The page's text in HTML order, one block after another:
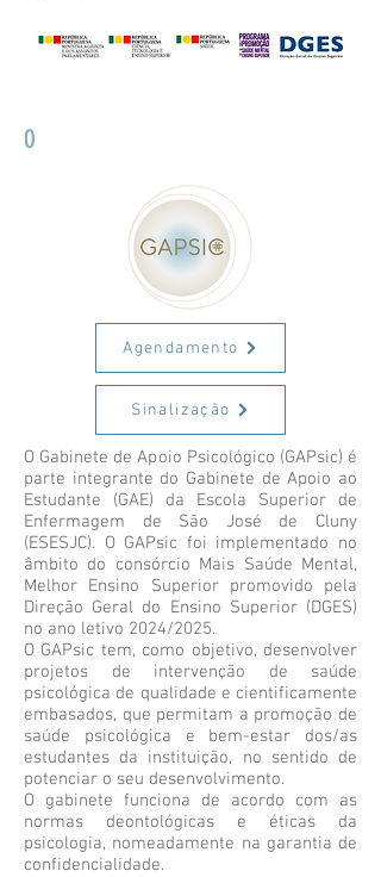
O
Agendamento
Sinalização
O Gabinete de Apoio Psicológico (GAPsic) é
parte integrante do Gabinete de Apoio ao
Estudante (GAE) da Escola Superior de
Enfermagem de São José de Cluny
(ESESJC). O GAPsic foi implementado no
âmbito do consórcio Mais Saúde Mental,
Melhor Ensino Superior promovido pela
Direção Geral do Ensino Superior (DGES)
no ano letivo 2024/2025.
O GAPsic tem, como objetivo, desenvolver
projetos de intervenção de saúde
psicológica de qualidade e cientificamente
embasados, que permitam a promoção de
saúde psicológica e bem-estar dos/as
estudantes da instituição, no sentido de
potenciar o seu desenvolvimento.
O gabinete funciona de acordo com as
normas deontológicas e éticas da
psicologia, nomeadamente na garantia de
confidencialidade.